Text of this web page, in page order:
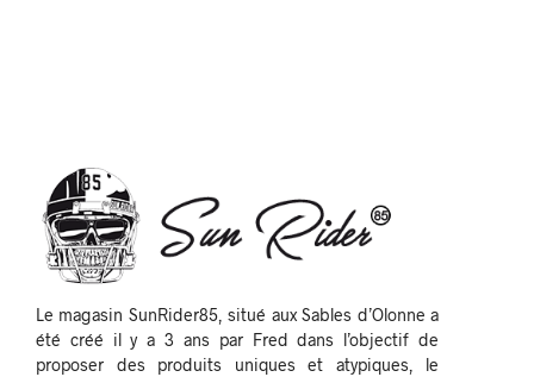
Le magasin SunRider85, situé aux Sables d’Olonne a
été créé il y a 3 ans par Fred dans l’objectif de
proposer des produits uniques et atypiques, le